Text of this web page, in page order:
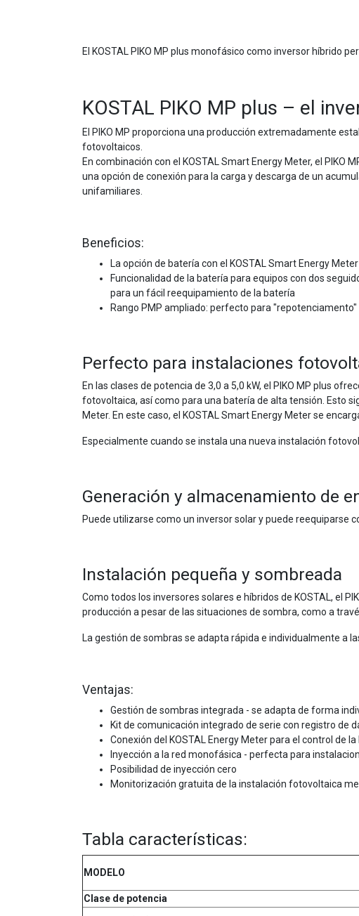
El KOSTAL PIKO MP plus monofásico como inversor híbrido
KOSTAL PIKO MP plus – el
El PIKO MP proporciona una producción extremadamente
fotovoltaicos.
En combinación con el KOSTAL Smart Energy Meter, el
una opción de conexión para la carga y descarga de un
unifamiliares.
Beneficios:
La opción de batería con el KOSTAL Smart Energy
Funcionalidad de la batería para equipos con dos
para un fácil reequipamiento de la batería
Rango PMP ampliado: perfecto para "repotenciamento"
Perfecto para instalaciones
En las clases de potencia de 3,0 a 5,0 kW, el PIKO MP plus
fotovoltaica, así como para una batería de alta tensión. Esto
Meter. En este caso, el KOSTAL Smart Energy Meter se
Especialmente cuando se instala una nueva instalación
Generación y almacenamiento de
Puede utilizarse como un inversor solar y puede reequiparse
Instalación pequeña y sombreada
Como todos los inversores solares e híbridos de KOSTAL, el
producción a pesar de las situaciones de sombra, como a
La gestión de sombras se adapta rápida e individualmente a
Ventajas:
Gestión de sombras integrada - se adapta de forma
Kit de comunicación integrado de serie con registro de
Conexión del KOSTAL Energy Meter para el control de
Inyección a la red monofásica - perfecta para
Posibilidad de inyección cero
Monitorización gratuita de la instalación fotovoltaica
Tabla características:
MODELO
Clase de potencia